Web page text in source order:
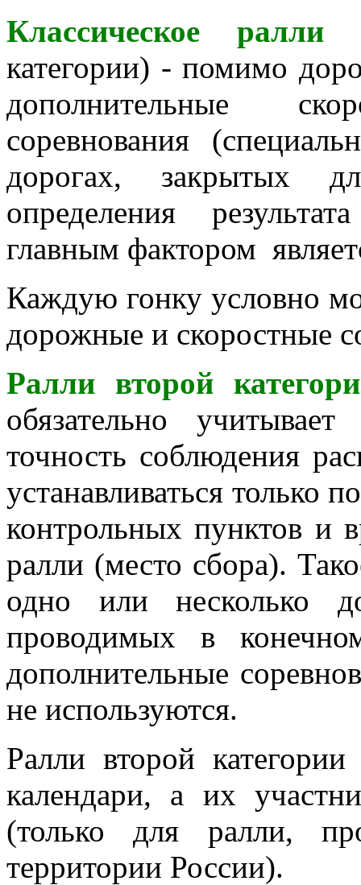
Классическое ралли
категории) - помимо
дополнительные
соревнования
дорогах, закрытых
определения
главным фактором
Каждую гонку условно
дорожные и скоростные
Ралли второй
обязательно
точность соблюдения
устанавливаться только
контрольных пунктов и
ралли (место сбора).
одно или несколько
проводимых в
дополнительные
не используются.
Ралли второй
календари, а их
(только для ралли,
территории России).